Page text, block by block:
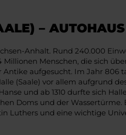
–
Anhalt. Rund 240.000
Menschen, die sich
aufgesucht. Im Jahr
(Saale) vor allem aufgrund
und ab 1310 durfte sich
Doms und der
Luthers und eine wichtige